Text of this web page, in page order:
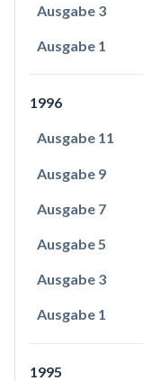
Ausgabe 3
Ausgabe 1
1996
Ausgabe 11
Ausgabe 9
Ausgabe 7
Ausgabe 5
Ausgabe 3
Ausgabe 1
1995